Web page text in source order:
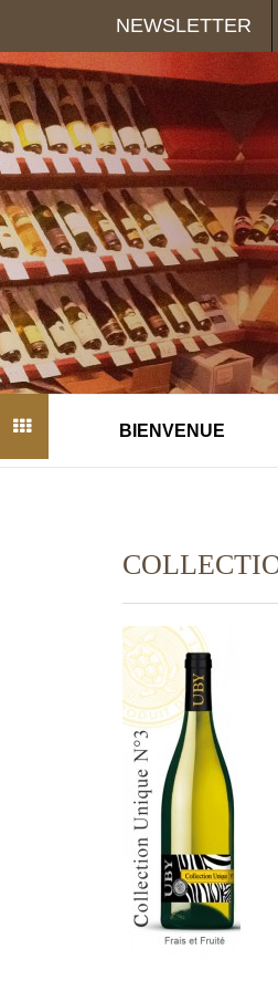
NEWSLETTER
BIENVENUE
Panneau de gestion des cookies